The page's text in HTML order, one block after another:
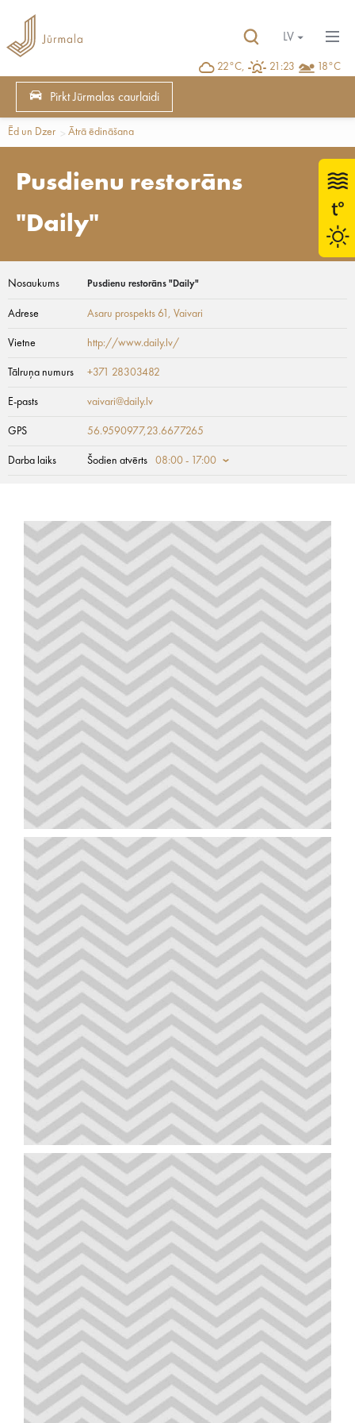
22°C, 21:23 18°C
LV
Pirkt Jūrmalas caurlaidi
Ēd un Dzer Ātrā ēdināšana
Pusdienu restorāns
"Daily"
Nosaukums Pusdienu restorāns "Daily"
Adrese Asaru prospekts 61 , Vaivari
Vietne http://www.daily.lv/
Tālruņa numurs +371 28303482
E-pasts vaivari@daily.lv
GPS 56.9590977,23.6677265
Darba laiks Šodien atvērts 08:00 - 17:00